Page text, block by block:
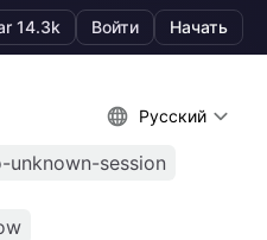
14.3k Войти Начать
Русский
unknown-session